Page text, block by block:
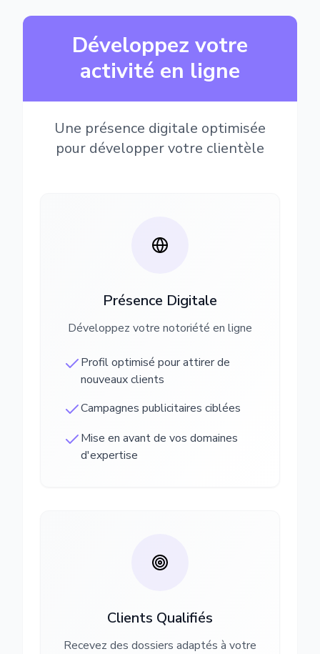
Développez votre
activité en ligne
Une présence digitale optimisée
pour développer votre clientèle
Présence Digitale
Développez votre notoriété en ligne
Profil optimisé pour attirer de
nouveaux clients
Campagnes publicitaires ciblées
Mise en avant de vos domaines
d'expertise
Clients Qualifiés
Recevez des dossiers adaptés à votre